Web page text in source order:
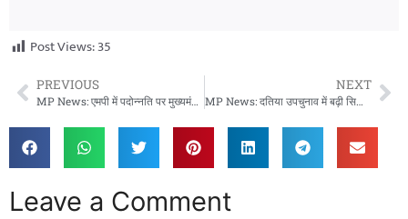
Post Views:35
PREVIOUS
MP News: एमपी में पदोन्नति पर मुख्यमंत्री की सख्ती, सभी विभागों से मांगी नौ दिन की प्रमोशन रिपोर्ट
NEXT
MP News: दतिया उपचुनाव में बढ़ी सियासी हलचल, नरोत्तम मिश्रा ने खरीदा नामांकन पत्र, कांग्रेस में टिकट पर मंथन
Leave a Comment